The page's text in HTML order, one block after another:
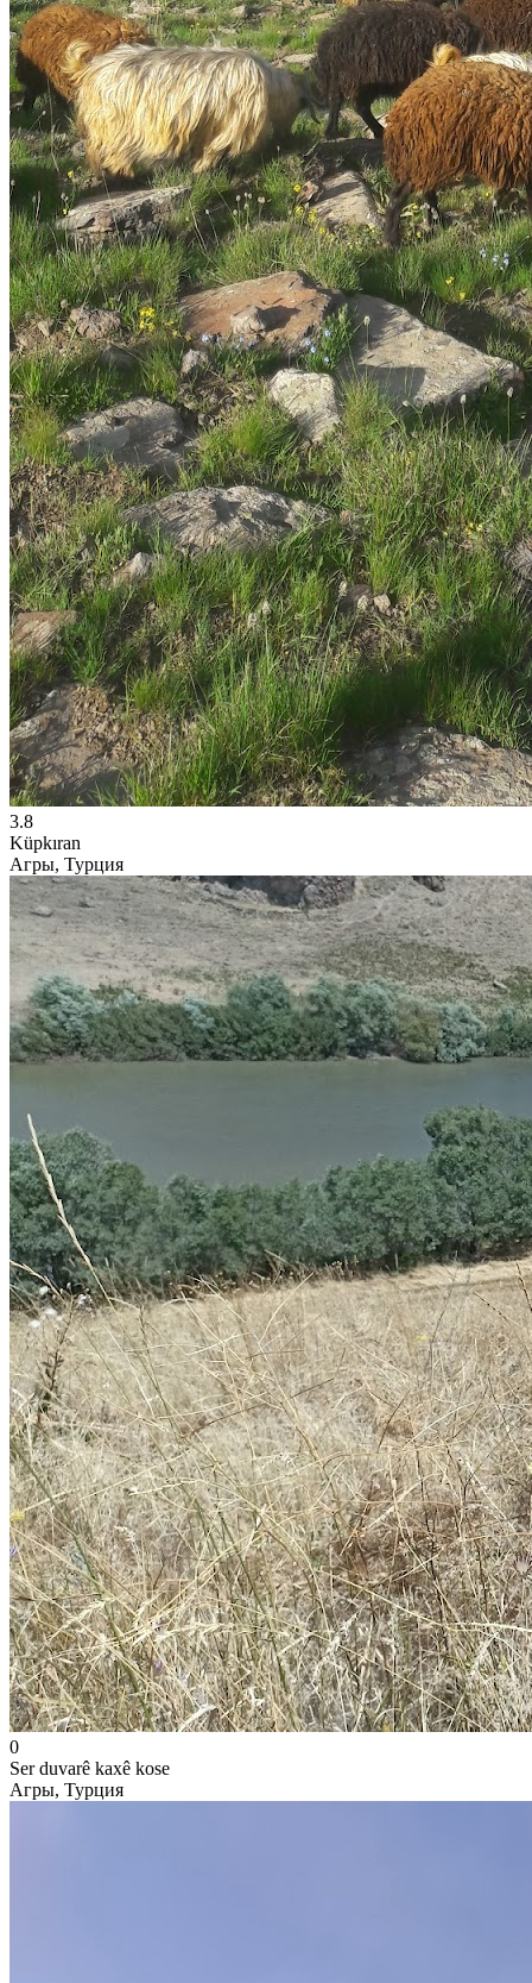
3.8
Küpkıran
Агры, Турция
0
Ser duvarê kaxê kose
Агры, Турция